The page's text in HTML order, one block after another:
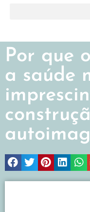
Por que
a saúde